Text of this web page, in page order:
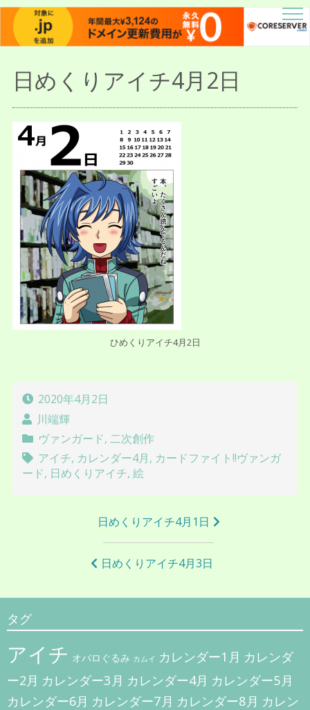
描人某屋落描置場
らくがきとねことしゃしんとだぶん
日めくりアイチ4月2日
ひめくりアイチ4月2日
2020年4月2日
川端輝
ヴァンガード, 二次創作
アイチ, カレンダー4月, カードファイト!!ヴァンガ
ード, 日めくりアイチ,絵
ゲ
ー
シ
ョ
ン
日めくりアイチ4月1日
日めくりアイチ4月3日
タグ
アイチ オバロぐるみ カムイ カレンダー1月 カレンダ
ー2月 カレンダー3月 カレンダー4月 カレンダー5月
カレンダー6月 カレンダー7月 カレンダー8月 カレン